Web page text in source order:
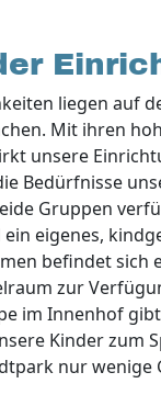
liegen auf
Mit ihren
unsere
Bedürfnisse
Gruppen
eigenes,
befindet sich
zur
im Innenhof
Kinder zum
nur wenige